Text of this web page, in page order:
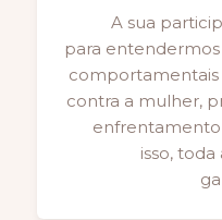
A sua
para
comportamentais
contra a mulher,
enfrentamento
isso,